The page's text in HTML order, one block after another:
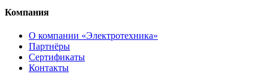
Компания
О компании «Электротехника»
Партнёры
Сертификаты
Контакты